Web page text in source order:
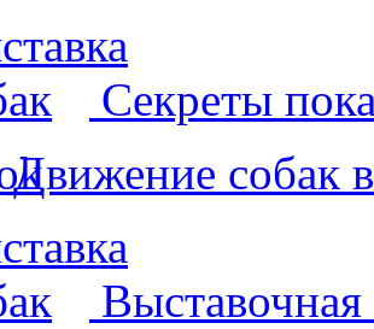
Секреты
Движение собак
Выставочная